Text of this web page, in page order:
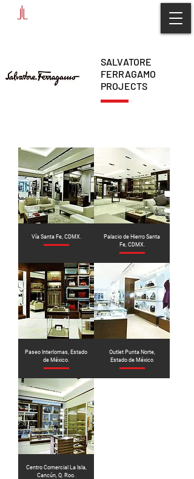
SALVATORE
FERRAGAMO
PROJECTS
Vía Santa Fe, CDMX.
Palacio de Hierro Santa
Fe, CDMX.
Paseo Interlomas, Estado
de México.
Outlet Punta Norte,
Estado de México
Centro Comercial La Isla,
Cancún, Q. Roo.